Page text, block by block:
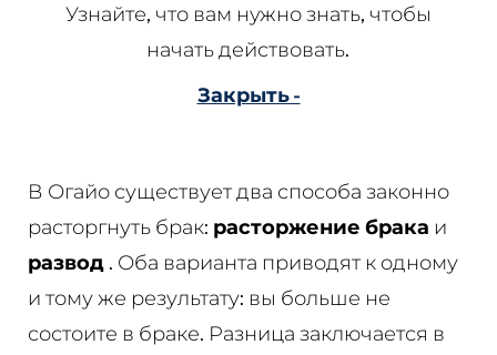
Узнайте, что вам нужно знать, чтобы
начать действовать.
Закрыть -
В Огайо существует два способа законно
расторгнуть брак: расторжение брака и
развод. Оба варианта приводят к одному
и тому же результату: вы больше не
состоите в браке. Разница заключается в